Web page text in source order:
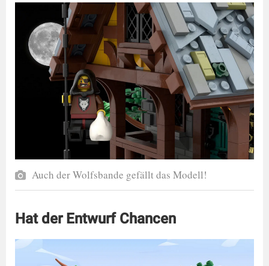
Auch der Wolfsbande gefällt das Modell!
Hat der Entwurf Chancen